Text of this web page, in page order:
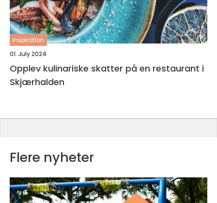
inspiration
01. July 2024
Opplev kulinariske skatter på en restaurant i
Skjærhalden
Flere nyheter